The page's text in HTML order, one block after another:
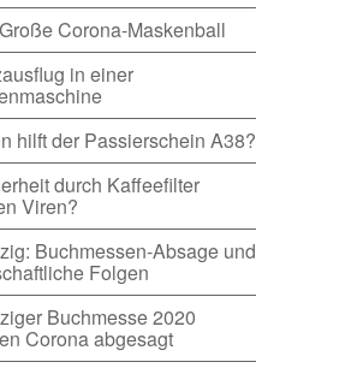
Corona-Maskenball
in einer
hilft der Passierschein A38?
durch Kaffeefilter
Viren?
Buchmessen-Absage und
Folgen
Buchmesse 2020
Corona abgesagt